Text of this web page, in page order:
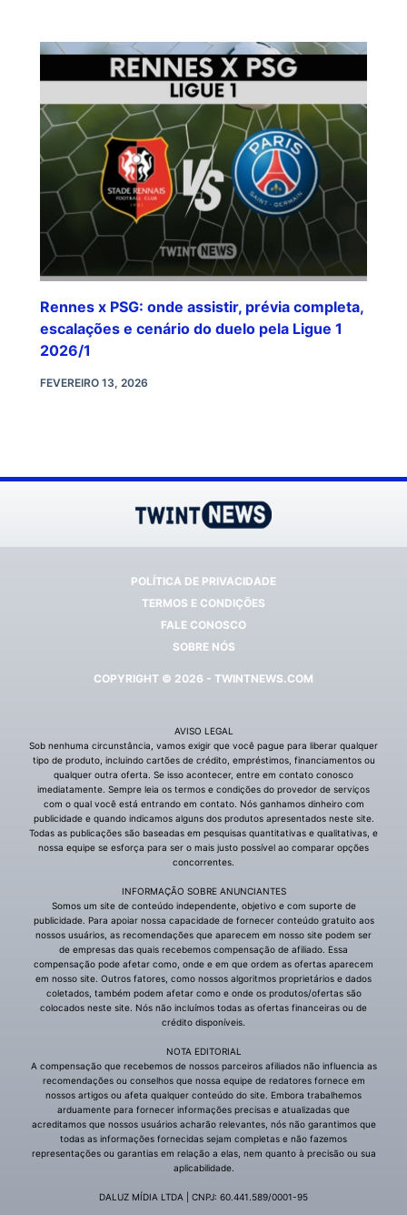
Rennes x PSG: onde assistir, prévia completa,
escalações e cenário do duelo pela Ligue 1
2026/1
FEVEREIRO 13, 2026
POLÍTICA DE PRIVACIDADE
TERMOS E CONDIÇÕES
FALE CONOSCO
SOBRE NÓS
COPYRIGHT © 2026 - TWINTNEWS.COM